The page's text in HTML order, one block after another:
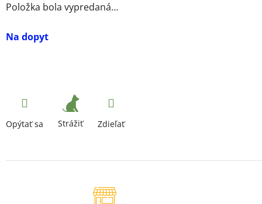
Na dopyt
Položka bola vypredaná…
Opýtať sa Strážiť Zdieľať